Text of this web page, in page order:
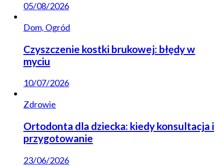
05/08/2026
Dom, Ogród
Czyszczenie kostki brukowej: błędy w
myciu
10/07/2026
Zdrowie
Ortodonta dla dziecka: kiedy konsultacja i
przygotowanie
23/06/2026